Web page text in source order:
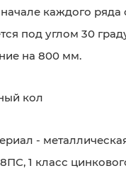
каждого ряда
под углом 30
на 800 мм.
кол
-
1 класс